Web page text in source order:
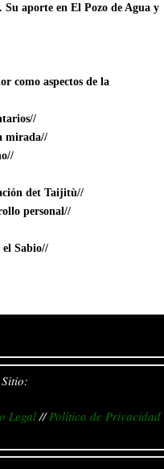
aporte en El Pozo de Agua y
como aspectos de la
mirada//
det Taijitù//
personal//
Sabio//
Legal//Política de Privacidad